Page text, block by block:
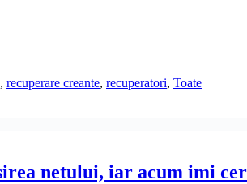
, recuperare creante, recuperatori, Toate
netului, iar acum imi